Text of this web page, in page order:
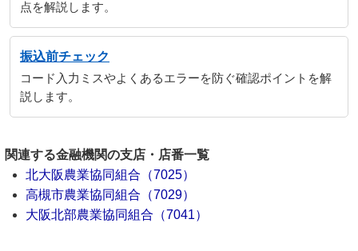
点を解説します。
振込前チェック
コード入力ミスやよくあるエラーを防ぐ確認ポイントを解
説します。
関連する金融機関の支店・店番一覧
北大阪農業協同組合（7025）
高槻市農業協同組合（7029）
大阪北部農業協同組合（7041）